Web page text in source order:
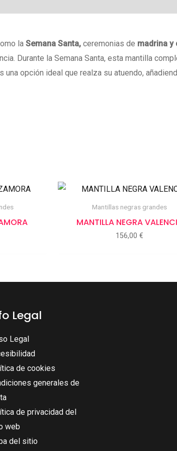
la Semana Santa, ceremonias de madrina
Durante la Semana Santa, esta mantilla
opción ideal que realza su atuendo,
Mantillas negras grandes
MANTILLA NEGRA
156,00 €
Legal
Legal
de cookies
generales de
de privacidad del
web
del sitio